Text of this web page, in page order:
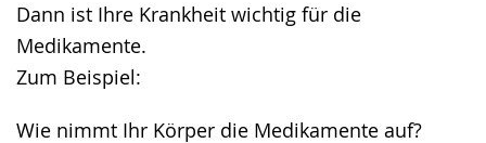
Dann ist Ihre Krankheit wichtig für die
Medikamente.
Zum Beispiel:
Wie nimmt Ihr Körper die Medikamente auf?